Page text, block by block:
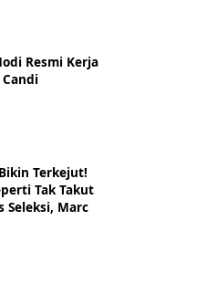
Resmi Kerja
Terkejut!
Tak Takut
Seleksi, Marc